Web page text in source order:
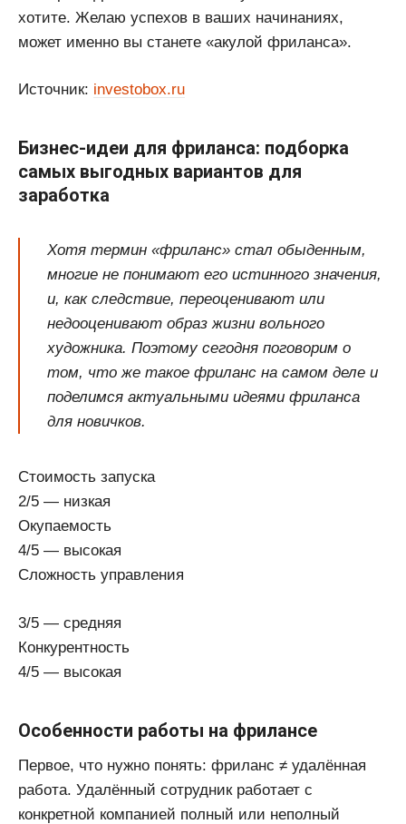
хотите. Желаю успехов в ваших начинаниях,
может именно вы станете «акулой фриланса».
Источник: investobox.ru
Бизнес-идеи для фриланса: подборка
самых выгодных вариантов для
заработка
Хотя термин «фриланс» стал обыденным,
многие не понимают его истинного значения,
и, как следствие, переоценивают или
недооценивают образ жизни вольного
художника. Поэтому сегодня поговорим о
том, что же такое фриланс на самом деле и
поделимся актуальными идеями фриланса
для новичков.
Стоимость запуска
2/5 — низкая
Окупаемость
4/5 — высокая
Сложность управления
3/5 — средняя
Конкурентность
4/5 — высокая
Особенности работы на фрилансе
Первое, что нужно понять: фриланс ≠ удалённая
работа. Удалённый сотрудник работает с
конкретной компанией полный или неполный